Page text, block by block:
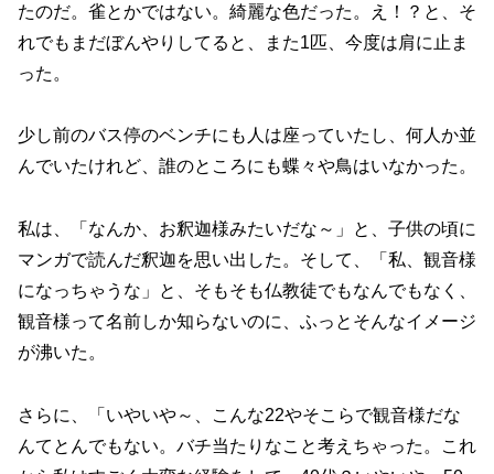
たのだ。雀とかではない。綺麗な色だった。え！？と、そ
れでもまだぼんやりしてると、また1匹、今度は肩に止ま
った。
少し前のバス停のベンチにも人は座っていたし、何人か並
んでいたけれど、誰のところにも蝶々や鳥はいなかった。
私は、「なんか、お釈迦様みたいだな～」と、子供の頃に
マンガで読んだ釈迦を思い出した。そして、「私、観音様
になっちゃうな」と、そもそも仏教徒でもなんでもなく、
観音様って名前しか知らないのに、ふっとそんなイメージ
が沸いた。
さらに、「いやいや～、こんな22やそこらで観音様だな
んてとんでもない。バチ当たりなこと考えちゃった。これ